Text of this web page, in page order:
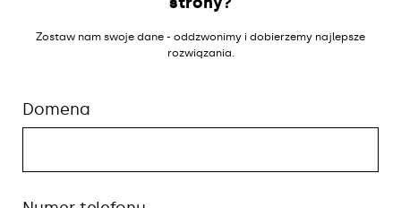
Zostaw nam swoje dane - oddzwonimy i dobierzemy najlepsze
rozwiązania.
Domena